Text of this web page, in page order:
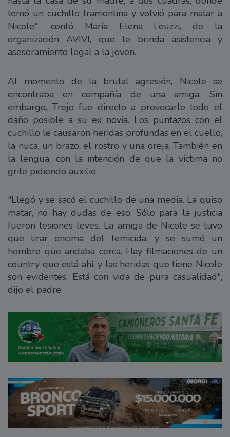
tomó un cuchillo tramontina y volvió para matar a
Nicole", contó María Elena Leuzzi, de la
organización AVIVI, que le brinda asistencia y
asesoramiento legal a la joven.
Al momento de la brutal agresión, Nicole se
encontraba en compañía de una amiga. Sin
embargo, Trejo fue directo a provocarle todo el
daño posible a su ex novia. Los puntazos con el
cuchillo le causaron heridas profundas en el cuello,
la nuca, un brazo, el rostro y una oreja. También en
la lengua, con la intención de que la víctima no
grite pidiendo auxilio.
"Llegó y se sacó el cuchillo de una media. La quiso
matar, no hay dudas de eso. Sólo para la justicia
fueron lesiones leves. La amiga de Nicole se tuvo
que tirar encima del femicida, y se sumó un
hombre que andaba cerca. Hay filmaciones de un
country que está ahí, y las heridas que tiene Nicole
son evidentes. Está con vida de pura casualidad",
dijo el padre.